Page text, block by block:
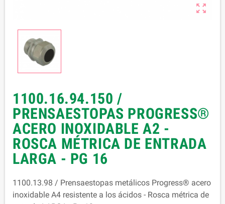

1100.16.94.150 /
PRENSAESTOPAS PROGRESS®
ACERO INOXIDABLE A2 -
ROSCA MÉTRICA DE ENTRADA
LARGA - PG 16
1100.13.98 / Prensaestopas metálicos Progress® acero
inoxidable A4 resistente a los ácidos - Rosca métrica de